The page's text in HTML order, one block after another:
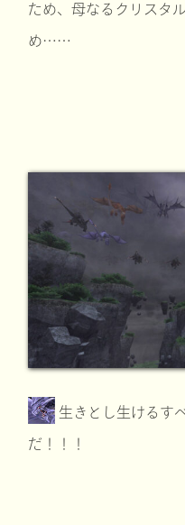
ため、母なるクリスタ
め……
生きとし生けるす
だ！！！